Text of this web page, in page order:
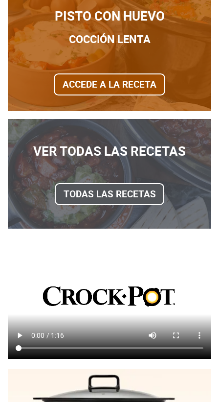
PISTO CON HUEVO
COCCIÓN LENTA
ACCEDE A LA RECETA
VER TODAS LAS RECETAS
TODAS LAS RECETAS